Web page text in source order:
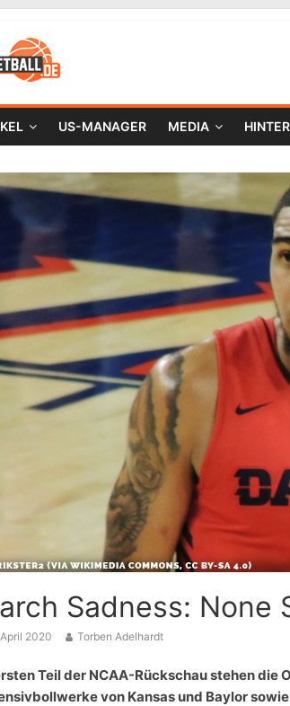
US-MANAGER MEDIA
Sadness: None
2020 Torben Adelhardt
Teil der NCAA-Rückschau stehen
von Kansas und Baylor